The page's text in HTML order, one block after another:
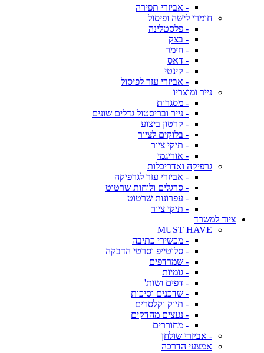
- אביזרי תפירה
חומרי לישה ופיסול
- פלסטלינה
- בצק
- חימר
- דאס
- קינטי
- אביזרי עזר לפיסול
נייר ומוצריו
- מסגרות
- נייר ובריסטול גדלים שונים
- קרטון ביצוע
- בלוקים לציור
- תיקי ציור
- אוריגמי
גרפיקה ואדריכלות
- אביזרי עזר לגרפיקה
- סרגלים ולוחות שרטוט
- עפרונות שרטוט
- תיקי ציור
ציוד למשרד
MUST HAVE
- מכשירי כתיבה
- סלוטייפ וסרטי הדבקה
- שמרדפים
- גומיות
- דפים ושות'
- שדכנים וסיכות
- תיוק וקלסרים
- נעצים מהדקים
- מחוררים
- אביזרי שולחן
אמצעי הדרכה